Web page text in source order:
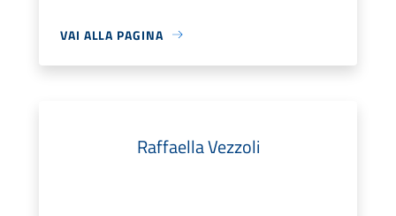
VAI ALLA PAGINA
Raffaella Vezzoli